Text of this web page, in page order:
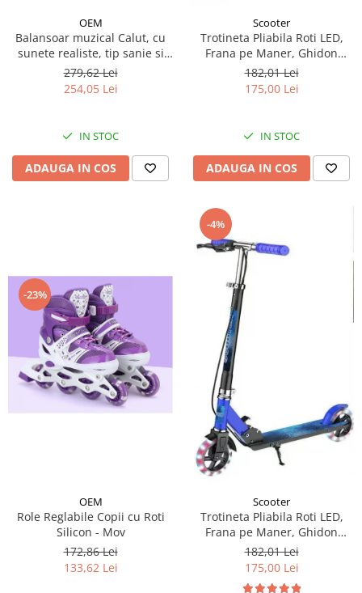
OEM
Balansoar muzical Calut, cu
sunete realiste, tip sanie si
roti - Crem
279,62 Lei
254,05 Lei
IN STOC
ADAUGA IN COS
Scooter
Trotineta Pliabila Roti LED,
Frana pe Maner, Ghidon
Reglabil - Verde
182,01 Lei
175,00 Lei
IN STOC
ADAUGA IN COS
-23%
OEM
Role Reglabile Copii cu Roti
Silicon - Mov
172,86 Lei
133,62 Lei
-4%
Scooter
Trotineta Pliabila Roti LED,
Frana pe Maner, Ghidon
Reglabil - Albastru
182,01 Lei
175,00 Lei